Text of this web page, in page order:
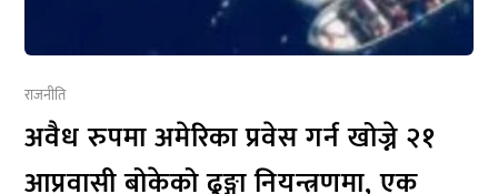
राजनीति
अवैध रुपमा अमेरिका प्रवेस गर्न खोज्ने २१
आप्रवासी बोकेको ढुङ्गा नियन्त्रणमा, एक